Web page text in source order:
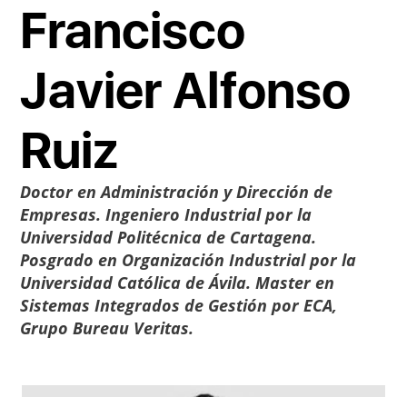
Francisco
Javier Alfonso
Ruiz
Doctor en Administración y Dirección de
Empresas. Ingeniero Industrial por la
Universidad Politécnica de Cartagena.
Posgrado en Organización Industrial por la
Universidad Católica de Ávila. Master en
Sistemas Integrados de Gestión por ECA,
Grupo Bureau Veritas.